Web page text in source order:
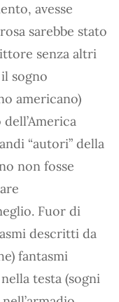
avesse
sarebbe stato
senza altri
sogno
americano)
“autori” della
non fosse
Fuor di
descritti da
fantasmi
testa (sogni